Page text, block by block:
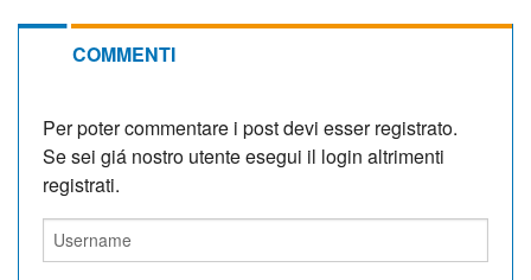
COMMENTI
Per poter commentare i post devi esser registrato.
Se sei giá nostro utente esegui il login altrimenti
registrati.